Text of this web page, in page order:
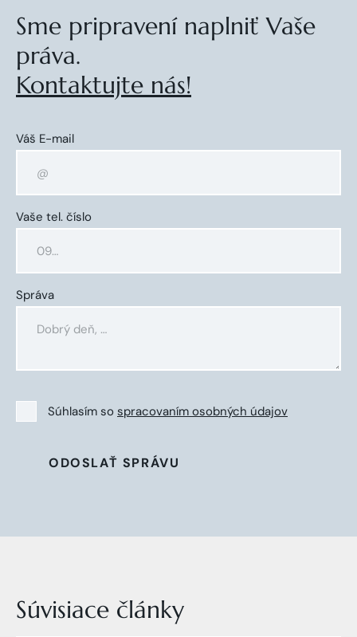
Sme pripravení naplniť Vaše
práva.
Kontaktujte nás!
Váš E-mail
Vaše tel. číslo
Správa
Súhlasím so spracovaním osobných údajov
ODOSLAŤ SPRÁVU
Súvisiace články